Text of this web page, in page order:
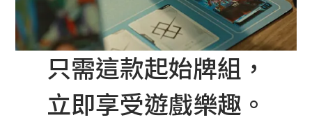
只需這款起始牌組，
立即享受遊戲樂趣。